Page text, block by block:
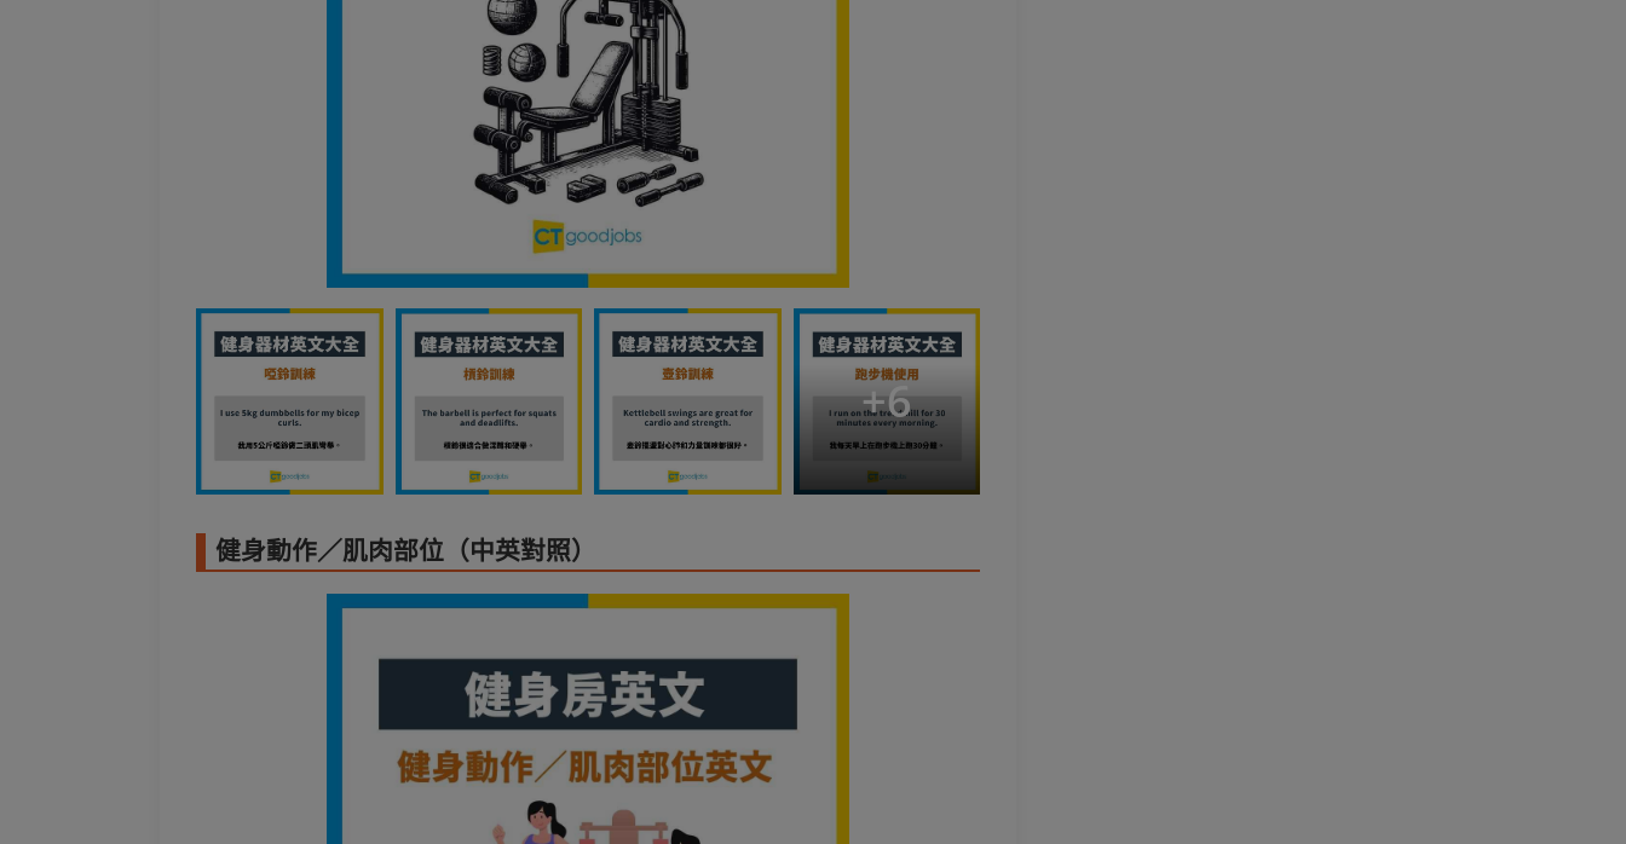
+6
健身動作／肌肉部位（中英對照）